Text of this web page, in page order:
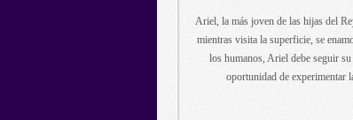
Ariel, la más joven de las hijas del
mientras visita la superficie, se
los humanos, Ariel debe seguir
oportunidad de experimentar